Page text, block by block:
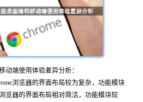
动端使用体验差异分析：
浏览器的界面布局较为复杂，功能模块
览器的界面布局相对简洁，功能模块较